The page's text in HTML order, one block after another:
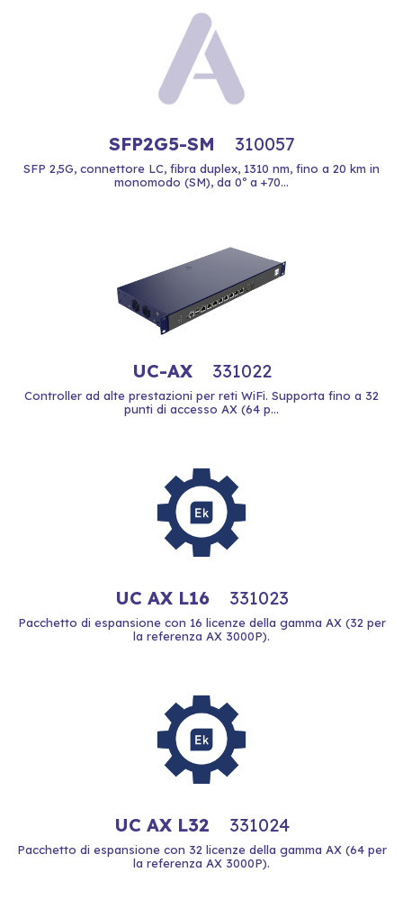
SFP2G5-SM 310057
SFP 2,5G, connettore LC, fibra duplex, 1310 nm, fino a 20 km in
monomodo (SM), da 0º a +70...
UC-AX 331022
Controller ad alte prestazioni per reti WiFi. Supporta fino a 32
punti di accesso AX (64 p...
UC AX L16 331023
Pacchetto di espansione con 16 licenze della gamma AX (32 per
la referenza AX 3000P).
UC AX L32 331024
Pacchetto di espansione con 32 licenze della gamma AX (64 per
la referenza AX 3000P).